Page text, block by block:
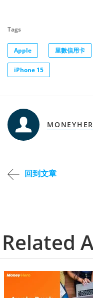
Tags
Apple 里數信用卡
iPhone 15
回到文章
Related